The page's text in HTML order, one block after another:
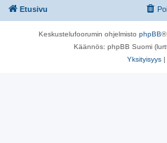
Etusivu
Keskustelufoorumin ohjelmisto phpBB®
Käännös: phpBB Suomi
Yksityisyys |